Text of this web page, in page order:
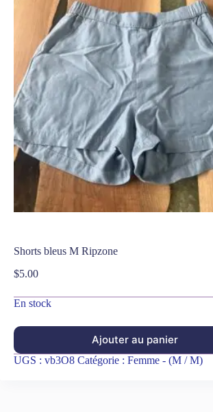
Shorts bleus M Ripzone
$5.00
En stock
Ajouter au panier
UGS : vb3O8 Catégorie : Femme - (M / M)